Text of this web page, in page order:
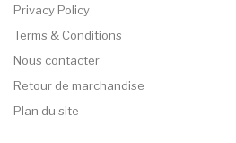
Privacy Policy
Terms & Conditions
Nous contacter
Retour de marchandise
Plan du site